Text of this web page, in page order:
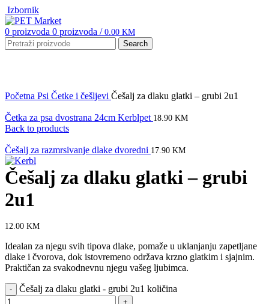
Izbornik
0 proizvoda 0 proizvoda / 0.00 KM
Search
Početna Psi Četke i češljevi Češalj za dlaku glatki – grubi 2u1
Četka za psa dvostrana 24cm Kerblpet 18.90 KM
Back to products
Češalj za razmrsivanje dlake dvoredni 17.90 KM
Češalj za dlaku glatki – grubi
2u1
12.00 KM
Idealan za njegu svih tipova dlake, pomaže u uklanjanju zapetljane
dlake i čvorova, dok istovremeno održava krzno glatkim i sjajnim.
Praktičan za svakodnevnu njegu vašeg ljubimca.
Češalj za dlaku glatki - grubi 2u1 količina